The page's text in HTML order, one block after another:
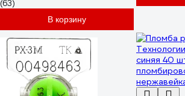
нержавейка 24270
(63)
В корзину